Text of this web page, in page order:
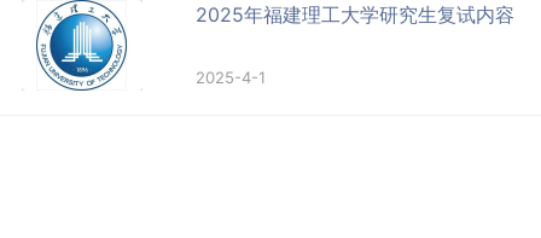
2025年福建理工大学研究生复试内容
2025-4-1